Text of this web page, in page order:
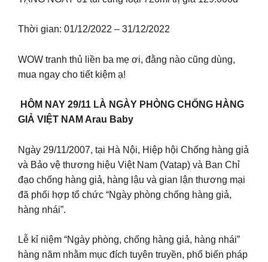
Thời gian: 01/12/2022 – 31/12/2022
WOW tranh thủ liền ba mẹ ơi, đằng nào cũng dùng,
mua ngay cho tiết kiệm ạ!
HÔM NAY 29/11 LÀ NGÀY PHÒNG CHỐNG HÀNG
GIẢ VIỆT NAM Arau Baby
Ngày 29/11/2007, tại Hà Nội, Hiệp hội Chống hàng giả
và Bảo vệ thương hiệu Việt Nam (Vatap) và Ban Chỉ
đạo chống hàng giả, hàng lậu và gian lận thương mại
đã phối hợp tổ chức “Ngày phòng chống hàng giả,
hàng nhái”.
Lễ kỉ niệm “Ngày phòng, chống hàng giả, hàng nhái”
hàng năm nhằm mục đích tuyên truyền, phổ biến pháp